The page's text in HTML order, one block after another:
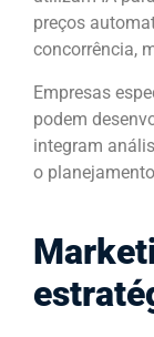
preços
concorrência,
Empresas
podem
integram
o